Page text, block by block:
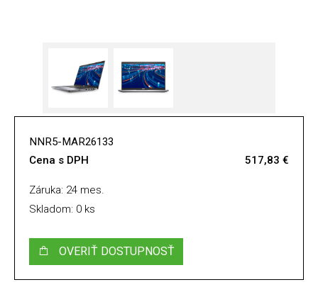
NNR5-MAR26133
Cena s DPH
517,83 €
Záruka: 24 mes.
Skladom: 0 ks
OVERIŤ DOSTUPNOSŤ